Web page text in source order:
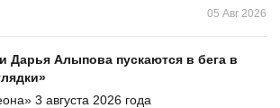
05 Авг 2026
Дарья Алыпова пускаются в бега в
3 августа 2026 года